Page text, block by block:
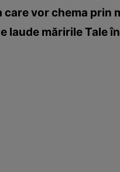
vor chema prin
laude măririle Tale